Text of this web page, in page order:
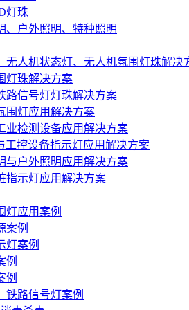
灯珠
、户外照明、特种照明
无人机状态灯、无人机氛围灯珠解决
灯珠解决方案
路信号灯灯珠解决方案
围灯应用解决方案
业检测设备应用解决方案
工控设备指示灯应用解决方案
与户外照明应用解决方案
指示灯应用解决方案
灯应用案例
案例
灯案例
例
例
铁路信号灯案例